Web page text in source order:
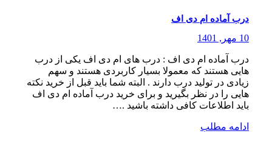
درب آماده ام دی اف
10 مهر, 1401
درب آماده ام دی اف : درب های ام دی اف یکی از درب
هایی هستند که معمولا بسیار کاربردی هستند و سهم
زیادی در تولید درب دارند . البته شما باید قبل از خرید نکته
هایی را در نظر بگیرید و برای خرید درب آماده ام دی اف
باید اطلاعات کافی داشته باشید .…
ادامه مطلب